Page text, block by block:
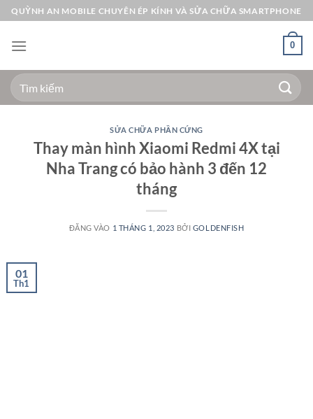
Bỏ
qua
nội
QUỲNH AN MOBILE CHUYÊN ÉP KÍNH VÀ SỬA CHỮA SMARTPHONE
0
Tìm
kiếm:
SỬA CHỮA PHẦN CỨNG
Thay màn hình Xiaomi Redmi 4X tại
Nha Trang có bảo hành 3 đến 12
tháng
ĐĂNG VÀO 1 THÁNG 1, 2023 BỞI GOLDENFISH
01
Th1